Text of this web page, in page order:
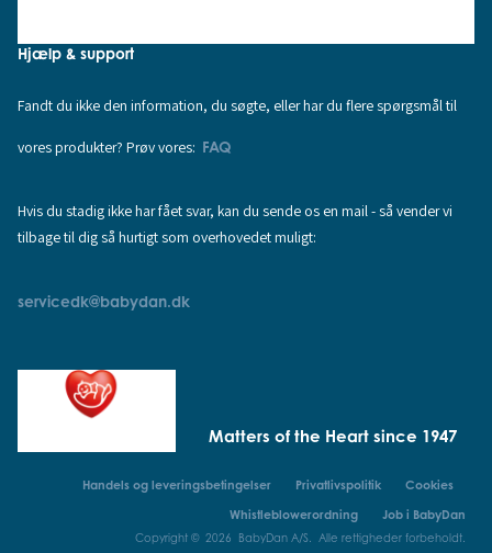
Hjælp & support
Fandt du ikke den information, du søgte, eller har du flere spørgsmål til
vores produkter? Prøv vores: FAQ
Hvis du stadig ikke har fået svar, kan du sende os en mail - så vender vi
tilbage til dig så hurtigt som overhovedet muligt:
servicedk@babydan.dk
Matters of the Heart since 1947
Handels og leveringsbetingelser Privatlivspolitik
Cookies
Whistleblowerordning
Job i BabyDan
Copyright © 2026 BabyDan A/S. Alle rettigheder forbeholdt.